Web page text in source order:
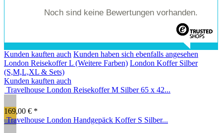
Noch sind keine Bewertungen vorhanden.
Kunden kauften auch Kunden haben sich ebenfalls angesehen
London Reisekoffer L (Weitere Farben) London Koffer Silber
(S,M,L,XL & Sets)
Kunden kauften auch
Travelhouse London Reisekoffer M Silber 65 x 42...
169,00 € *
Travelhouse London Handgepäck Koffer S Silber...